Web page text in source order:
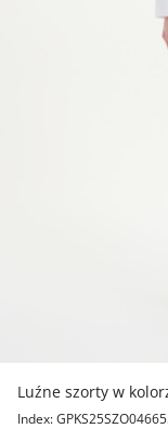
Luźne szorty w
Index: